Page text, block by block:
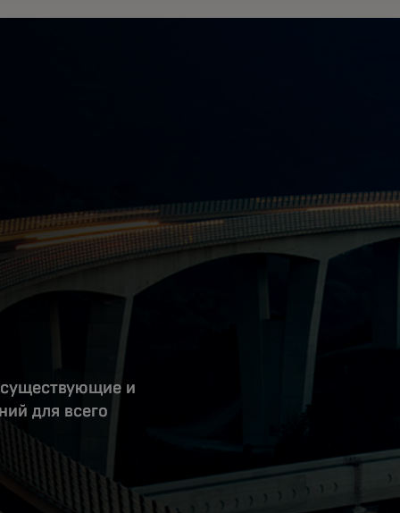
существующие и
для всего